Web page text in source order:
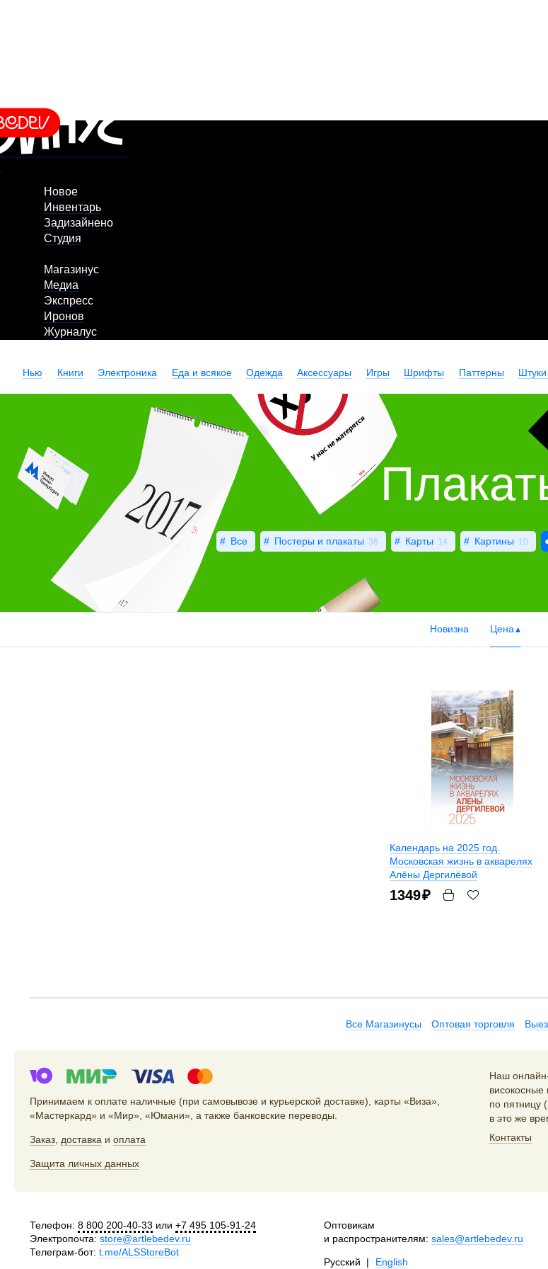
Новое
Инвентарь
Задизайнено
Студия
Магазинус
Медиа
Экспресс
Иронов
Журналус
Нью Книги Электроника Еда и всякое Одежда Аксессуары Игры Шрифты Паттерны
Все Постеры и плакаты 36 Карты 14 Картины 10
Новизна Цена
Календарь на 2025 год.
Московская жизнь в акварелях
Алёны Дергилёвой
1349₽
Все Магазинусы Оптовая торговля
Принимаем к оплате наличные (при самовывозе и курьерской доставке), карты «Виза»,
«Мастеркард» и «Мир», «Юмани», а также банковские переводы.
Заказ доставка и оплата
Защита личных данных
Наш онлайн-
високосные
по пятницу
в это же
Контакты
Телефон: 8 800 200-40-33 или +7 495 105-91-24
Электропочта: store@artlebedev.ru
Телеграм-бот: t.me/ALSStoreBot
Оптовикам
и распространителям: sales@artlebedev.ru
Русский | English